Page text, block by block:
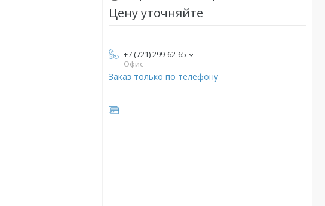
Цену уточняйте
+7 (721) 299-62-65
Офис
Заказ только по телефону